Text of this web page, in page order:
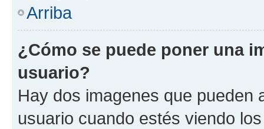
Arriba
¿Cómo se puede poner una
usuario?
Hay dos imagenes que pueden
usuario cuando estés viendo